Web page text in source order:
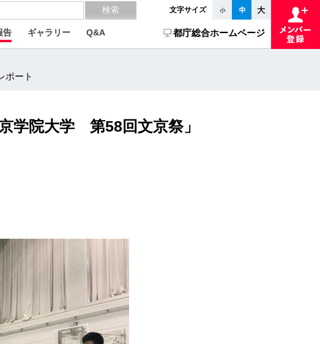
文字サイズ
告 ギャラリー Q&A 都庁総合ホームページ
ポート
学院大学 第58回文京祭」